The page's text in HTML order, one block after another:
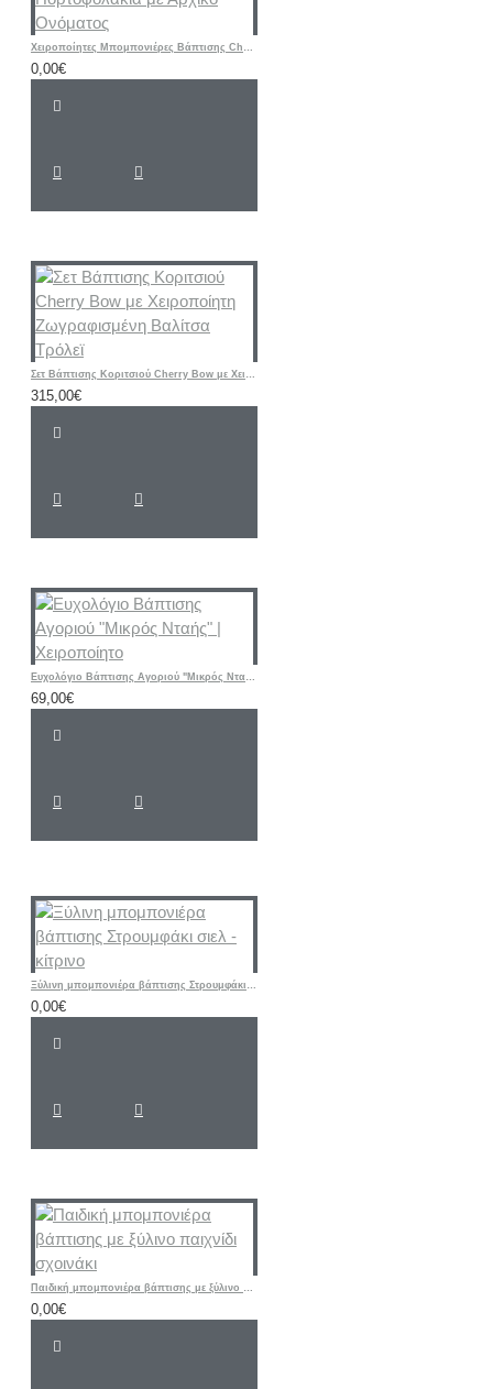
Χειροποίητες Μπομπονιέρες Βάπτισης Cherry – Υφασμάτινα Πορτοφολάκια με Αρχικό Ονόματος
0,00€
Σετ Βάπτισης Κοριτσιού Cherry Bow με Χειροποίητη Ζωγραφισμένη Βαλίτσα Τρόλεϊ
315,00€
Ευχολόγιο Βάπτισης Αγοριού "Μικρός Νταής" | Χειροποίητο
69,00€
Ξύλινη μπομπονιέρα βάπτισης Στρουμφάκι σιελ - κίτρινο
0,00€
Παιδική μπομπονιέρα βάπτισης με ξύλινο παιχνίδι σχοινάκι
0,00€